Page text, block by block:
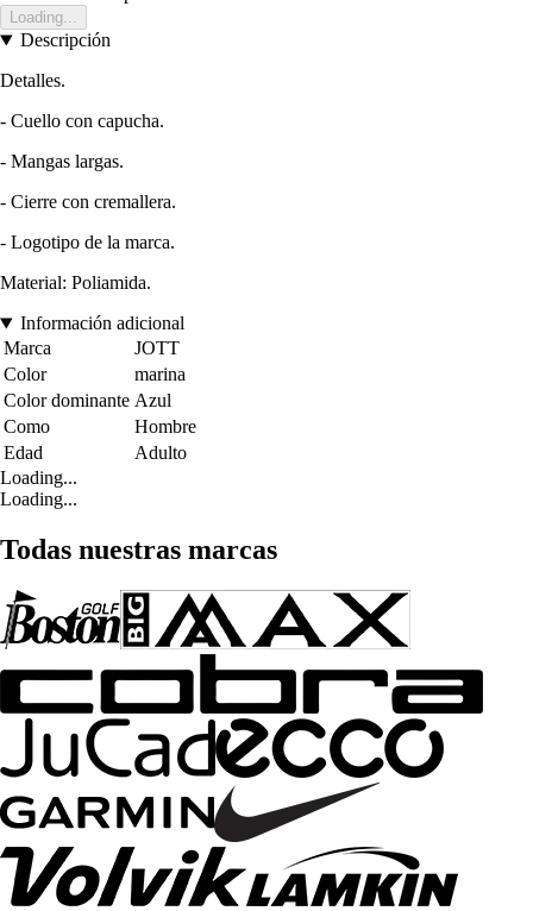
Loading...
Descripción
Detalles.
- Cuello con capucha.
- Mangas largas.
- Cierre con cremallera.
- Logotipo de la marca.
Material: Poliamida.
Información adicional
Marca
JOTT
Color
marina
Color dominante Azul
Como
Hombre
Edad
Adulto
Loading...
Loading...
Todas nuestras marcas